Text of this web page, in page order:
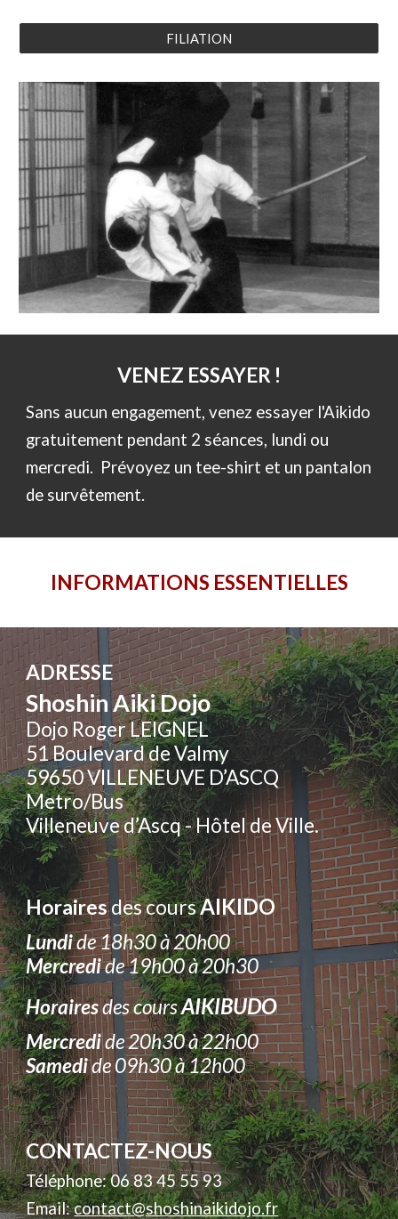
FILIATION
VENEZ ESSAYER !
Sans aucun engagement, venez essayer l'Aikido
gratuitement pendant 2 séances, lundi ou
mercredi. Prévoyez un tee-shirt et un pantalon
de survêtement.
INFORMATIONS ESSENTIELLES
ADRESSE
Shoshin Aiki Dojo
Dojo Roger LEIGNEL
51 Boulevard de Valmy
59650 VILLENEUVE D’ASCQ
Metro/Bus
Villeneuve d’Ascq - Hôtel de Ville.
Horairesdes coursAIKIDO
Lundide 18h30 à 20h00
Mercredide 19h00 à 20h30
Horairesdes coursAIKIBUDO
Mercredide 20h30 à 22h00
Samedide 09h30 à 12h00
CONTACTEZ-NOUS
Téléphone: 06 83 45 55 93
Email:contact@shoshinaikidojo.fr